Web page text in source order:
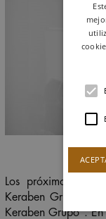
Los próximos 21
Keraben Grupo
Keraben Grupo”.